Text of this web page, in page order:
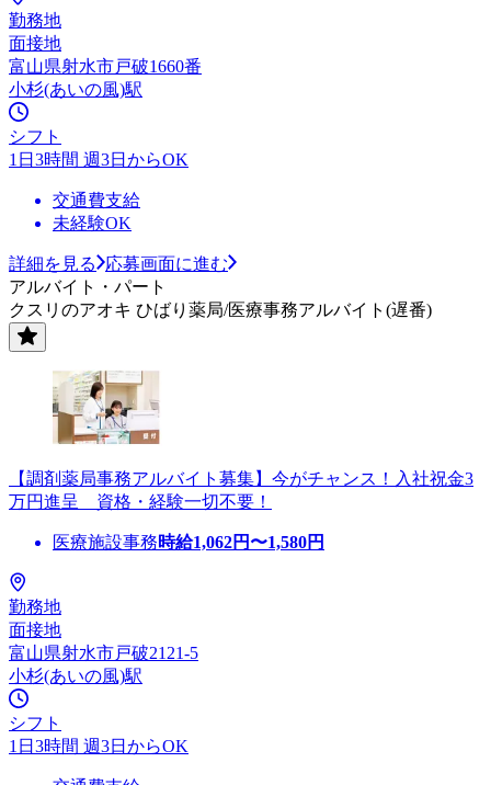
勤務地
面接地
富山県射水市戸破1660番
小杉(あいの風)駅
シフト
1日3時間 週3日からOK
交通費支給
未経験OK
詳細を見る
応募画面に進む
アルバイト・パート
クスリのアオキ ひばり薬局/医療事務アルバイト(遅番)
【調剤薬局事務アルバイト募集】今がチャンス！入社祝金3
万円進呈 資格・経験一切不要！
医療施設事務時給1,062円〜1,580円
勤務地
面接地
富山県射水市戸破2121-5
小杉(あいの風)駅
シフト
1日3時間 週3日からOK